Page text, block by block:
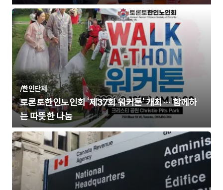
/한인단체
토론토한인노인회 ‘제37회 워커톤’ 개최… 함께하
는 따뜻한 나눔